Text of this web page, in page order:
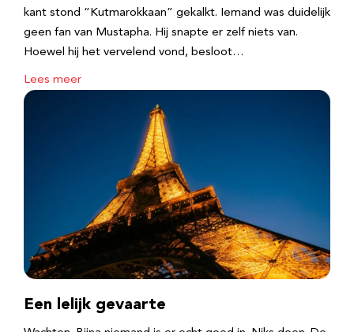
kant stond “Kutmarokkaan” gekalkt. Iemand was duidelijk
geen fan van Mustapha. Hij snapte er zelf niets van.
Hoewel hij het vervelend vond, besloot…
Lees meer
Een lelijk gevaarte